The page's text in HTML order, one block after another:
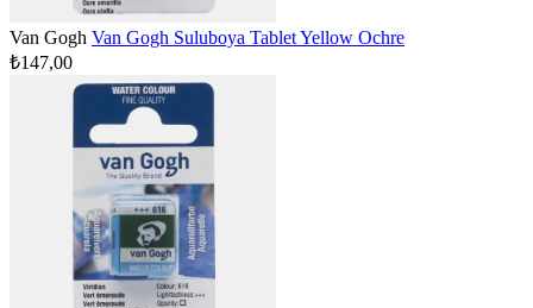
Van Gogh Van Gogh Suluboya Tablet Yellow Ochre
₺147,00